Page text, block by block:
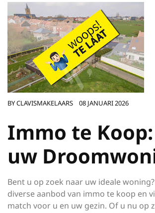
BYCLAVISMAKELAARS 08 JANUARI 2026
Immo te
uw
Bent u op zoek naar uw ideale
diverse aanbod van immo te koop en
match voor u en uw gezin. Of u nu op